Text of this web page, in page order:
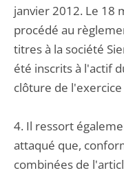
janvier 2012. Le 18
procédé au
titres à la société
été inscrits à l'actif
clôture de
4. Il ressort
attaqué que,
combinées de